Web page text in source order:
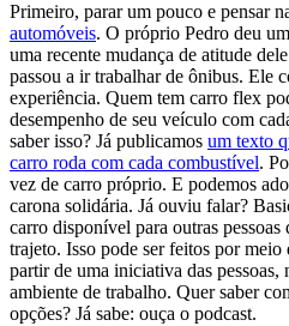
Primeiro, parar um pouco e pensar
automóveis. O próprio Pedro deu
uma recente mudança de atitude
passou a ir trabalhar de ônibus. Ele
experiência. Quem tem carro flex
desempenho de seu veículo com
saber isso? Já publicamos um texto
carro roda com cada combustível.
vez de carro próprio. E podemos
carona solidária. Já ouviu falar?
carro disponível para outras
trajeto. Isso pode ser feitos por
partir de uma iniciativa das pessoas,
ambiente de trabalho. Quer saber
opções? Já sabe: ouça o podcast.